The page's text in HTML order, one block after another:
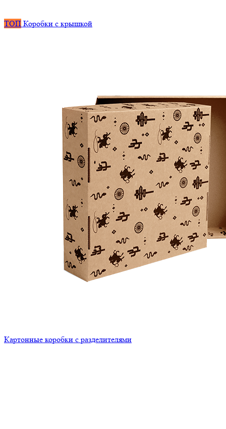
ТОП Коробки с крышкой
Картонные коробки с разделителями